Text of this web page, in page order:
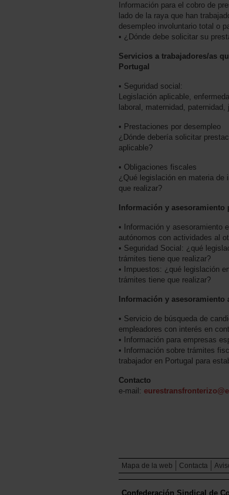
Información para el cobro de
lado de la raya que han
desempleo involuntario total o
• ¿Dónde debe solicitar su
Servicios a trabajadores/as
Portugal
• Seguridad social:
Legislación aplicable,
laboral, maternidad,
• Prestaciones por desempleo
¿Dónde debería solicitar
aplicable?
• Obligaciones fiscales
¿Qué legislación en materia
que realizar?
Información y asesoramiento
• Información y asesoramiento
autónomos con actividades al
• Seguridad Social: ¿qué
trámites tiene que realizar?
• Impuestos: ¿qué legislación
trámites tiene que realizar?
Información y asesoramiento
• Servicio de búsqueda de
empleadores con interés en
• Información para empresas
• Información sobre trámites
trabajador en Portugal para
Contacto
e-mail:
Mapa de la web Contacta
Confederación Sindical de